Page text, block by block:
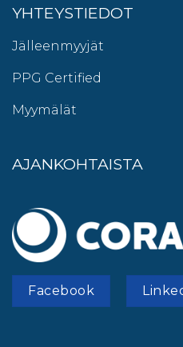
YHTEYSTIEDOT
Jälleenmyyjät
PPG Certified
Myymälät
AJANKOHTAISTA
Facebook